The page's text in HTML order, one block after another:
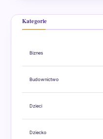
Kategorie
Biznes
Budownictwo
Dzieci
Dziecko